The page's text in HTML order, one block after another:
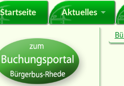
Startseite Aktuelles